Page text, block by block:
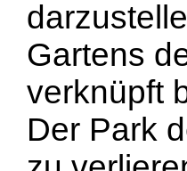
Gartens
verknüpft
Der Park